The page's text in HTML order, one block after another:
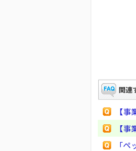
関連
【
【
「